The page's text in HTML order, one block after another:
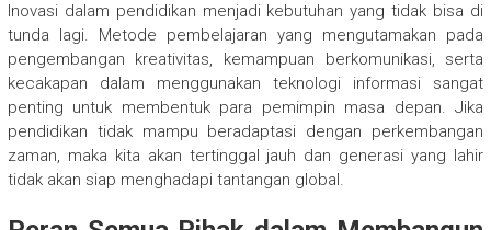
Inovasi dalam pendidikan menjadi kebutuhan yang tidak bisa di
tunda lagi. Metode pembelajaran yang mengutamakan pada
pengembangan kreativitas, kemampuan berkomunikasi, serta
kecakapan dalam menggunakan teknologi informasi sangat
penting untuk membentuk para pemimpin masa depan. Jika
pendidikan tidak mampu beradaptasi dengan perkembangan
zaman, maka kita akan tertinggal jauh dan generasi yang lahir
tidak akan siap menghadapi tantangan global.